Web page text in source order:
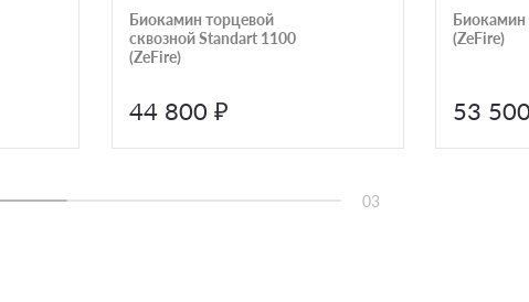
Биокамин торцевой
сквозной Standart 1100
(ZeFire)
44 800 ₽
Биокамин
(ZeFire)
53
03